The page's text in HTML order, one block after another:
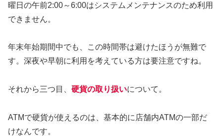
曜日の午前2:00～6:00はシステムメンテナンスのため利用
できません。
年末年始期間中でも、この時間帯は避けたほうが無難で
す。深夜や早朝に利用を考えている方は要注意ですね。
それから三つ目、 硬貨の取り扱いについて。
ATMで硬貨が使えるのは、基本的に店舗内ATMの一部だ
けなんです。